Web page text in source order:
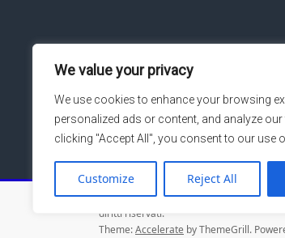
We value your privacy
We use cookies to enhance your browsing
personalized ads or content, and analyze
clicking "Accept All", you consent to our use
Customize Reject All
Copyright © 2026Macroarea di
diritti riservati.
Theme:Accelerate by ThemeGrill.